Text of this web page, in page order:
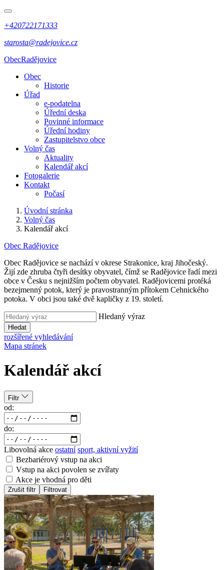
+420722171333
starosta@radejovice.cz
ObecRadějovice
Obec
Historie
Úřad
e-podatelna
Úřední deska
Povinné informace
Úřední hodiny
Zastupitelstvo obce
Volný čas
Aktuality
Kalendář akcí
Fotogalerie
Kontakt
Počasí
Úvodní stránka
Volný čas
Kalendář akcí
Obec Radějovice
Obec Radějovice se nachází v okrese Strakonice, kraj Jihočeský.
Žijí zde zhruba čtyři desítky obyvatel, čímž se Radějovice řadí mezi
obce v Česku s nejnižším počtem obyvatel. Radějovicemi protéká
bezejmenný potok, který je pravostranným přítokem Cehnického
potoka. V obci jsou také dvě kapličky z 19. století.
Hledaný výraz
Hledat
rozšířené vyhledávání
Mapa stránek
Kalendář akcí
Filtr
od:
do:
Libovolná akce ostatní sport, aktivní vyžití
Bezbariérový vstup na akci
Vstup na akci povolen se zvířaty
Akce je vhodná pro děti
Zrušit filtr Filtrovat